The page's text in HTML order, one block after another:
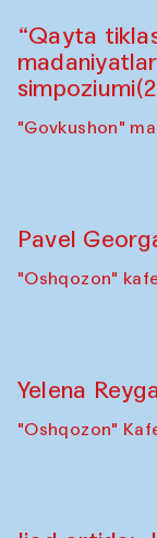
“Qayta
"Govkushon"
Pavel
"Oshqozon"
Yelena
"Oshqozon"